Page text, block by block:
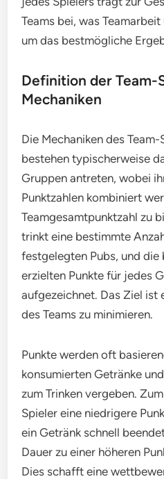
Teams bei, was
um das bestmögliche
Definition der Team-
Mechaniken
Die Mechaniken des
bestehen typischerweise
Gruppen antreten, wobei
Punktzahlen kombiniert
Teamgesamtpunktzahl zu
trinkt eine bestimmte
festgelegten Pubs, und
erzielten Punkte für jedes
aufgezeichnet. Das Ziel ist
des Teams zu minimieren.
Punkte werden oft
konsumierten Getränke
zum Trinken vergeben.
Spieler eine niedrigere
ein Getränk schnell
Dauer zu einer höheren
Dies schafft eine